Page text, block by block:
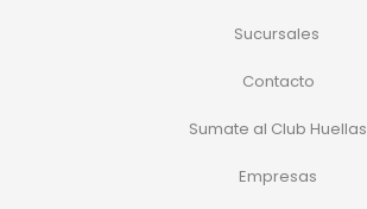
Sucursales
Contacto
Sumate al Club Huellas
Empresas